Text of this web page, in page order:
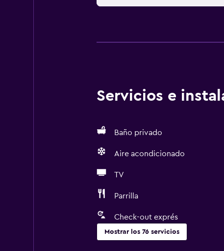
Servicios e
Baño privado
Aire acondicionado
TV
Parrilla
Check-out exprés
Mostrar los 76 servicios